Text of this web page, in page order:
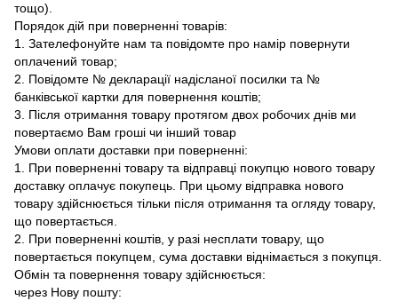
тощо).
Порядок дій при поверненні товарів:
1. Зателефонуйте нам та повідомте про намір повернути
оплачений товар;
2. Повідомте № декларації надісланої посилки та №
банківської картки для повернення коштів;
3. Після отримання товару протягом двох робочих днів ми
повертаємо Вам гроші чи інший товар
Умови оплати доставки при поверненні:
1. При поверненні товару та відправці покупцю нового товару
доставку оплачує покупець. При цьому відправка нового
товару здійснюється тільки після отримання та огляду товару,
що повертається.
2. При поверненні коштів, у разі несплати товару, що
повертається покупцем, сума доставки віднімається з покупця.
Обмін та повернення товару здійснюється:
через Нову пошту: